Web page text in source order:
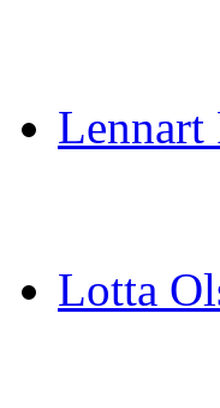
Lennart
Lotta